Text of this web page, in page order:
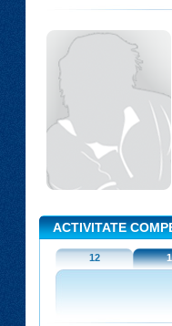
ACTIVITATE
12